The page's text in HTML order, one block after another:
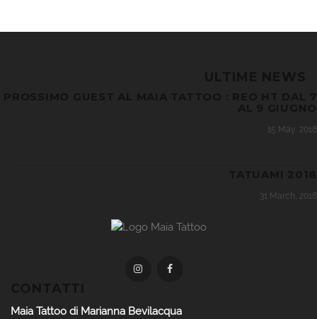
15 May, 2018
31 March, 2018
Maia Tattoo di Marianna Bevilacqua